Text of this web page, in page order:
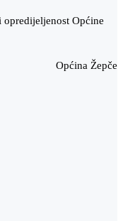
Općine
Općina Žepče